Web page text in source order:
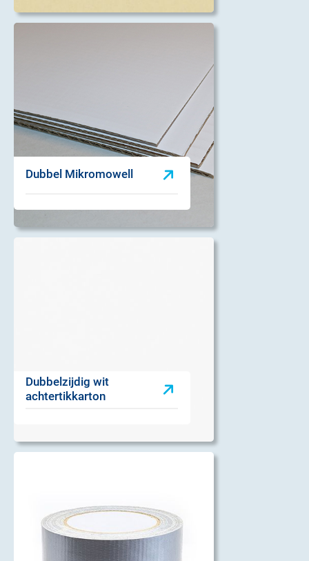
Dubbel Mikromowell
Dubbelzijdig wit
achtertikkarton